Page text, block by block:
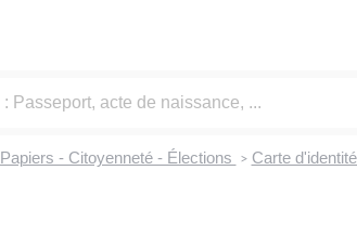
Papiers - Citoyenneté - Élections > Carte d'identité